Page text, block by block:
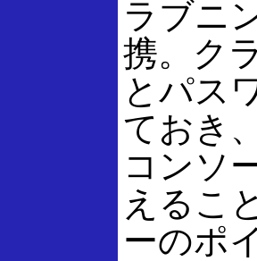
ラブニ
携。ク
とパス
ておき
コンソ
えるこ
ーのポ